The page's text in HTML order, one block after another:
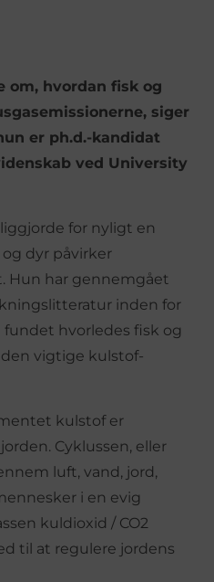
om, hvordan fisk og
siger
er ph.d.-kandidat
ved University
for nyligt en
dyr påvirker
Hun har gennemgået
inden for
hvorledes fisk og
vigtige kulstof-
kulstof er
Cyklussen, eller
luft, vand, jord,
i en evig
kuldioxid / CO2
til at regulere jordens